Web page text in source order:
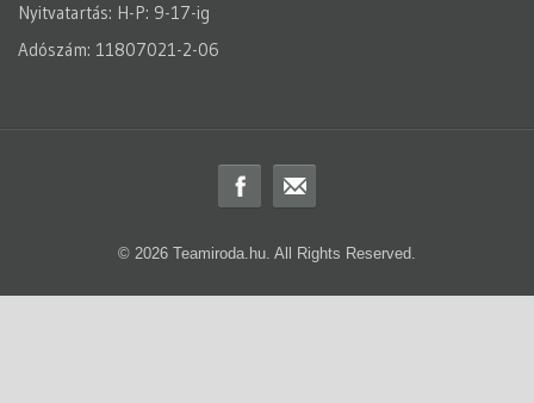
Nyitvatartás: H-P: 9-17-ig
Adószám: 11807021-2-06
© 2026 Teamiroda.hu. All Rights Reserved.